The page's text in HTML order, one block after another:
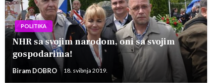
POLITIKA
NHR sa svojim narodom, oni sa svojim
gospodarima!
Biram DOBRO 18. svibnja 2019.